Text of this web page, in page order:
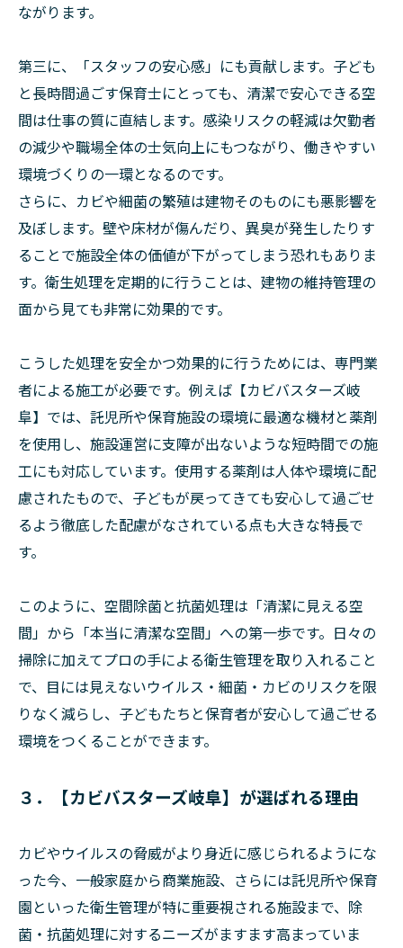
ながります。
第三に、「スタッフの安心感」にも貢献します。子ども
と長時間過ごす保育士にとっても、清潔で安心できる空
間は仕事の質に直結します。感染リスクの軽減は欠勤者
の減少や職場全体の士気向上にもつながり、働きやすい
環境づくりの一環となるのです。
さらに、カビや細菌の繁殖は建物そのものにも悪影響を
及ぼします。壁や床材が傷んだり、異臭が発生したりす
ることで施設全体の価値が下がってしまう恐れもありま
す。衛生処理を定期的に行うことは、建物の維持管理の
面から見ても非常に効果的です。
こうした処理を安全かつ効果的に行うためには、専門業
者による施工が必要です。例えば【カビバスターズ岐
阜】では、託児所や保育施設の環境に最適な機材と薬剤
を使用し、施設運営に支障が出ないような短時間での施
工にも対応しています。使用する薬剤は人体や環境に配
慮されたもので、子どもが戻ってきても安心して過ごせ
るよう徹底した配慮がなされている点も大きな特長で
す。
このように、空間除菌と抗菌処理は「清潔に見える空
間」から「本当に清潔な空間」への第一歩です。日々の
掃除に加えてプロの手による衛生管理を取り入れること
で、目には見えないウイルス・細菌・カビのリスクを限
りなく減らし、子どもたちと保育者が安心して過ごせる
環境をつくることができます。
３．【カビバスターズ岐阜】が選ばれる理由
カビやウイルスの脅威がより身近に感じられるようにな
った今、一般家庭から商業施設、さらには託児所や保育
園といった衛生管理が特に重要視される施設まで、除
菌・抗菌処理に対するニーズがますます高まっていま